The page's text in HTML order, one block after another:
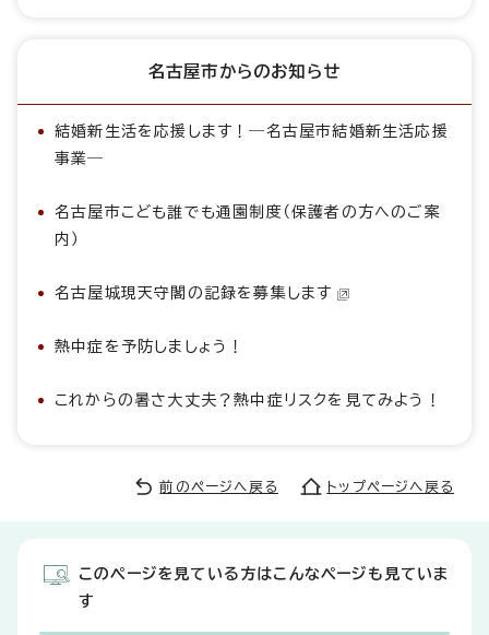
名古屋市からのお知らせ
結婚新生活を応援します！―名古屋市結婚新生活応援
事業―
名古屋市こども誰でも通園制度（保護者の方へのご案
内）
名古屋城現天守閣の記録を募集します
熱中症を予防しましょう！
これからの暑さ大丈夫？熱中症リスクを見てみよう！
前のページへ戻る トップページへ戻る
このページを見ている方はこんなページも見ていま
す